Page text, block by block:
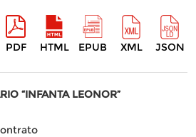
PDF HTML EPUB XML JSON
“INFANTA LEONOR”